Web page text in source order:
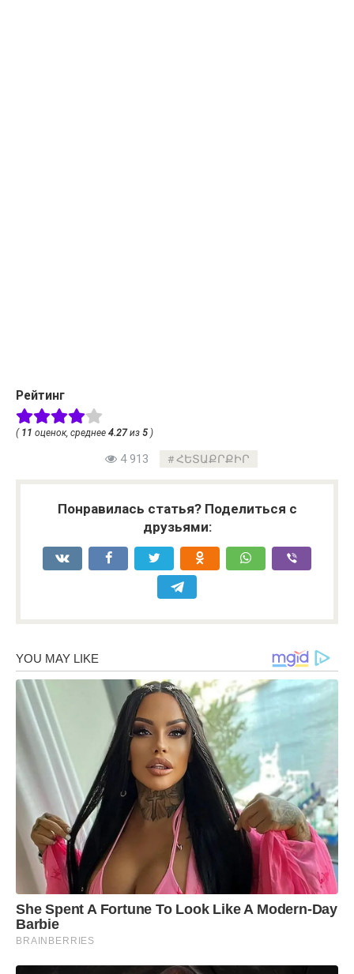
Рейтинг
( 11 оценок, среднее 4.27из 5 )
4 913 ՀԵՏԱՔՐՔԻՐ
Понравилась статья? Поделиться с
друзьями: